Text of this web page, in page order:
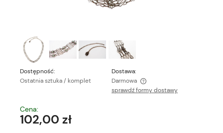
Dostępność:
Ostatnia sztuka / komplet
Dostawa:
Darmowa
Cena nie zawiera ewentualnych kosztów płatności
sprawdź formy dostawy
Cena:
102,00 zł